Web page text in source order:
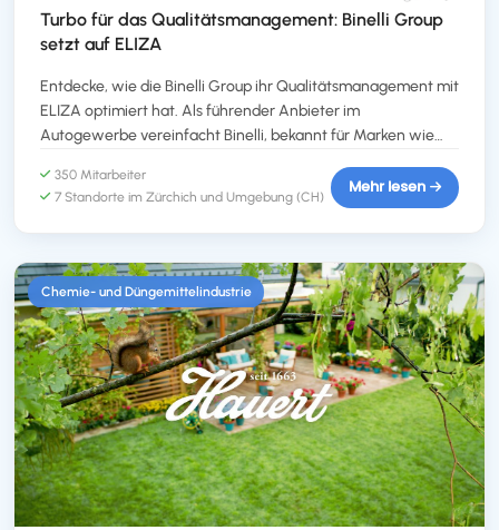
Turbo für das Qualitätsmanagement: Binelli Group
setzt auf ELIZA
Entdecke, wie die Binelli Group ihr Qualitätsmanagement mit
ELIZA optimiert hat. Als führender Anbieter im
Autogewerbe vereinfacht Binelli, bekannt für Marken wie
hinweg. Mit ELIZA wurden Herausforderungen wie die
Integration des Personalverwaltungssystems SwissSalary
und die Transparenz aller Mitarbeitenden effizient gelöst.
Die Software bietet nahtlose Single Sign-On-Funktionalität
und automatisiert wichtige Aufgaben, was zu einem starken
Internen Kontrollsystem führt. Erfahre, wie ELIZA die
Effizienz und Servicequalität in der Automobilbranche
steigert.
350 Mitarbeiter
7 Standorte im Zürchich und Umgebung (CH)
Mehr lesen
Chemie- und Düngemittelindustrie